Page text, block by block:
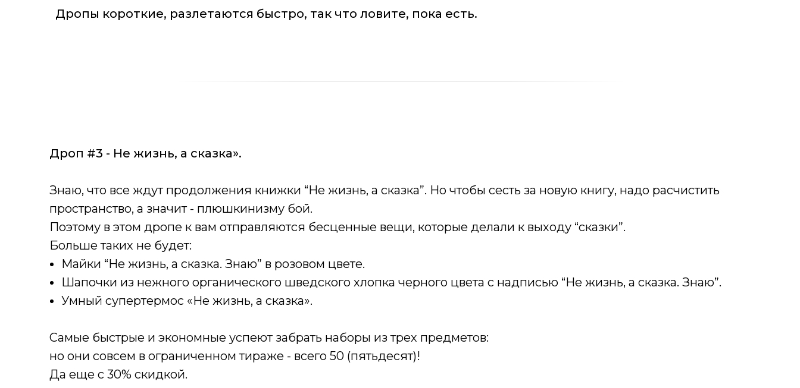
Дропы короткие, разлетаются быстро, так что ловите, пока есть.
Дроп #3 - Не жизнь, а сказка».
Знаю, что все ждут продолжения книжки “Не жизнь, а сказка”. Но чтобы сесть за новую книгу, надо расчистить
пространство, а значит - плюшкинизму бой.
Поэтому в этом дропе к вам отправляются бесценные вещи, которые делали к выходу “сказки”.
Больше таких не будет:
Майки “Не жизнь, а сказка. Знаю” в розовом цвете.
Шапочки из нежного органического шведского хлопка черного цвета с надписью “Не жизнь, а сказка. Знаю”.
Умный супертермос «Не жизнь, а сказка».
Самые быстрые и экономные успеют забрать наборы из трех предметов:
но они совсем в ограниченном тираже - всего 50 (пятьдесят)!
Да еще с 30% скидкой.